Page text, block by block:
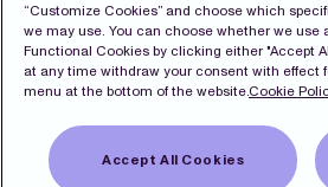
Cookiepolicy
Integritetspolicy
Copyright Modern Times Group
Sekretessinställningar
“Customize Cookies” and choose which
we may use. You can choose whether we use
Functional Cookies by clicking either "Accept
at any time withdraw your consent with effect
menu at the bottom of the website.Cookie
Accept All Cookies